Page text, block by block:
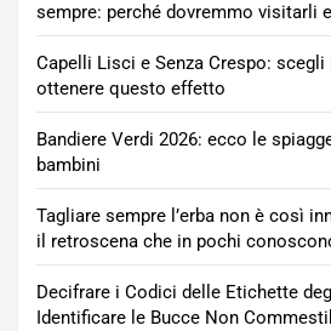
sempre: perché dovremmo visitarli
Capelli Lisci e Senza Crespo:
ottenere questo effetto
Bandiere Verdi 2026: ecco le
bambini
Tagliare sempre l’erba non è così
il retroscena che in pochi
Decifrare i Codici delle Etichette
Identificare le Bucce Non